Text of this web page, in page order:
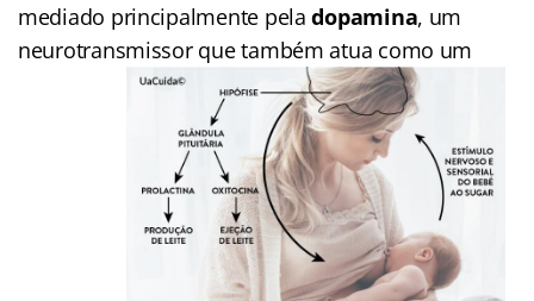
mediado principalmente peladopamina, um
neurotransmissor que também atua como um